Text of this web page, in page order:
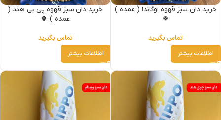
خرید دان سبز قهوه اوگاندا ( عمده )
🍀
تماس بگیرید
اطلاعات بیشتر
خرید دان سبز قهوه پی بی هند (
عمده ) 🍀
تماس بگیرید
اطلاعات بیشتر